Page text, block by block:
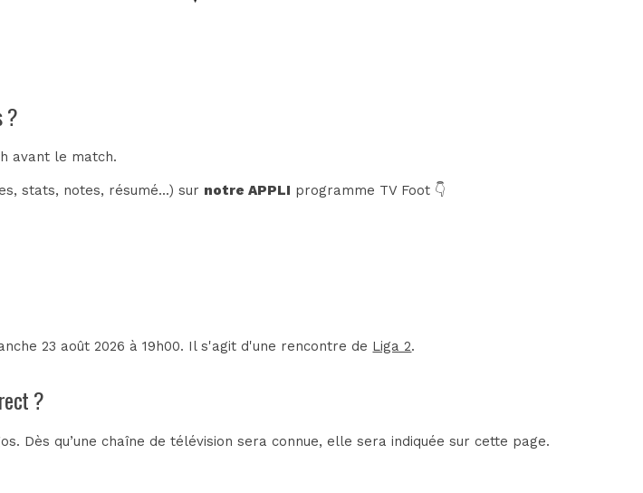
?
avant le match.
stats, notes, résumé...) sur notre APPLI programme TV Foot 👇
23 août 2026 à 19h00. Il s'agit d'une rencontre de Liga 2.
?
Dès qu’une chaîne de télévision sera connue, elle sera indiquée sur cette page.